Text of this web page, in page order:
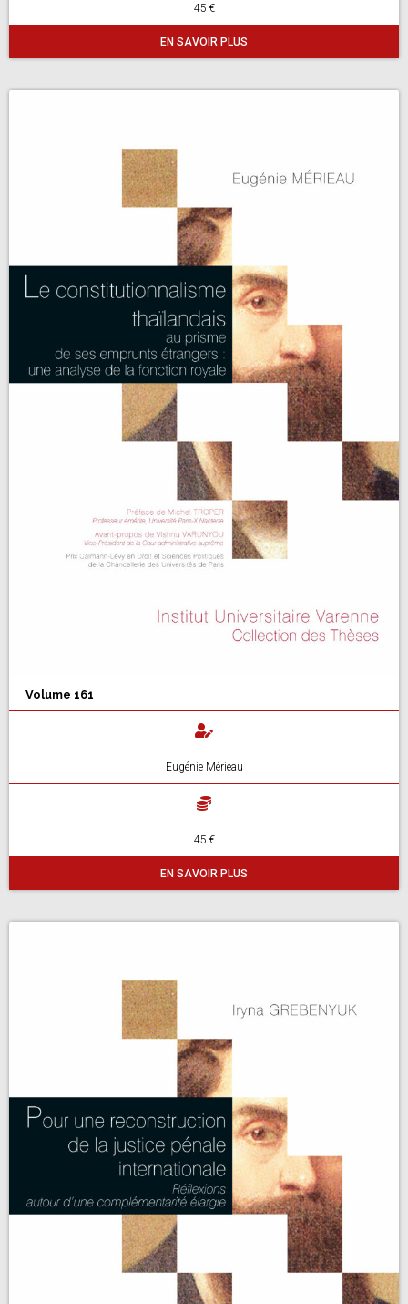
45 €
EN SAVOIR PLUS
Volume 161
Eugénie Mérieau
45 €
EN SAVOIR PLUS